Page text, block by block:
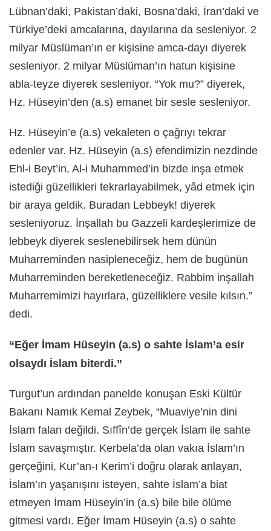
Lübnan’daki, Pakistan’daki, Bosna’daki, İran’daki ve
Türkiye’deki amcalarına, dayılarına da sesleniyor. 2
milyar Müslüman’ın er kişisine amca-dayı diyerek
sesleniyor. 2 milyar Müslüman’ın hatun kişisine
abla-teyze diyerek sesleniyor. “Yok mu?” diyerek,
Hz. Hüseyin’den (a.s) emanet bir sesle sesleniyor.
Hz. Hüseyin’e (a.s) vekaleten o çağrıyı tekrar
edenler var. Hz. Hüseyin (a.s) efendimizin nezdinde
Ehl-i Beyt’in, Al-i Muhammed’in bizde inşa etmek
istediği güzellikleri tekrarlayabilmek, yâd etmek için
bir araya geldik. Buradan Lebbeyk! diyerek
sesleniyoruz. İnşallah bu Gazzeli kardeşlerimize de
lebbeyk diyerek seslenebilirsek hem dünün
Muharreminden nasipleneceğiz, hem de bugünün
Muharreminden bereketleneceğiz. Rabbim inşallah
Muharremimizi hayırlara, güzelliklere vesile kılsın.”
dedi.
“Eğer İmam Hüseyin (a.s) o sahte İslam’a esir
olsaydı İslam biterdi.”
Turgut’un ardından panelde konuşan Eski Kültür
Bakanı Namık Kemal Zeybek, “Muaviye’nin dini
İslam falan değildi. Sıffîn’de gerçek İslam ile sahte
İslam savaşmıştır. Kerbela’da olan vakıa İslam’ın
gerçeğini, Kur’an-ı Kerim’i doğru olarak anlayan,
İslam’ın yaşanışını isteyen, sahte İslam’a biat
etmeyen İmam Hüseyin’in (a.s) bile bile ölüme
gitmesi vardı. Eğer İmam Hüseyin (a.s) o sahte